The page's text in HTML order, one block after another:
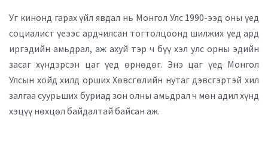
Уг кинонд гарах үйл явдал нь Монгол Улс 1990-ээд оны үед
социалист үеээс ардчилсан тогтолцоонд шилжих үед ард
иргэдийн амьдрал, аж ахуй тэр ч бүү хэл улс орны эдийн
засаг хүндэрсэн цаг үед өрнөдөг. Энэ цаг үед Монгол
Улсын хойд хилд орших Хөвсгөлийн нутаг дэвсгэртэй хил
залгаа суурьших буриад зон олны амьдрал ч мөн адил хүнд
хэцүү нөхцөл байдалтай байсан аж.